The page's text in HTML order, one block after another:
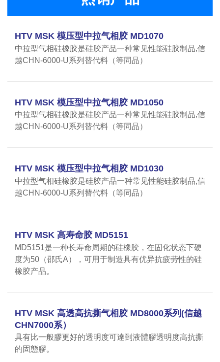
HTV MSK 模压型中拉气相胶 MD1070
中拉型气相硅橡胶是硅胶产品一种常见性能硅胶制品,信
越CHN-6000-U系列替代料（等同品）
HTV MSK 模压型中拉气相胶 MD1050
中拉型气相硅橡胶是硅胶产品一种常见性能硅胶制品,信
越CHN-6000-U系列替代料（等同品）
HTV MSK 模压型中拉气相胶 MD1030
中拉型气相硅橡胶是硅胶产品一种常见性能硅胶制品,信
越CHN-6000-U系列替代料（等同品）
HTV MSK 高寿命胶 MD5151
MD5151是一种长寿命周期的硅橡胶，在固化状态下硬
度为50（邵氏A），可用于制造具有优异抗疲劳性的硅
橡胶产品。
HTV MSK 高透高抗撕气相胶 MD8000系列(信越
CHN7000系）
具有比一般膠更好的透明度可達到液體膠透明度高抗撕
的固態膠。